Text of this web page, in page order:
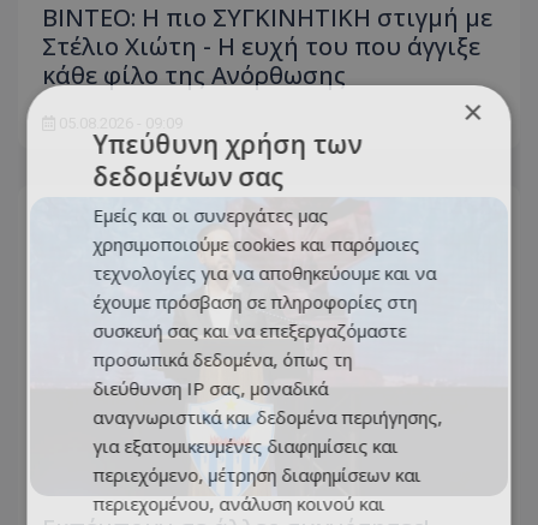
ΒΙΝΤΕΟ: Η πιο ΣΥΓΚΙΝΗΤΙΚΗ στιγμή με
Στέλιο Χιώτη - Η ευχή του που άγγιξε
κάθε φίλο της Ανόρθωσης
×
Υπεύθυνη χρήση των
δεδομένων σας
Εμείς και οι συνεργάτες μας
χρησιμοποιούμε cookies και παρόμοιες
τεχνολογίες για να αποθηκεύουμε και να
έχουμε πρόσβαση σε πληροφορίες στη
συσκευή σας και να επεξεργαζόμαστε
προσωπικά δεδομένα, όπως τη
διεύθυνση IP σας, μοναδικά
αναγνωριστικά και δεδομένα περιήγησης,
για εξατομικευμένες διαφημίσεις και
περιεχόμενο, μέτρηση διαφημίσεων και
περιεχομένου, ανάλυση κοινού και